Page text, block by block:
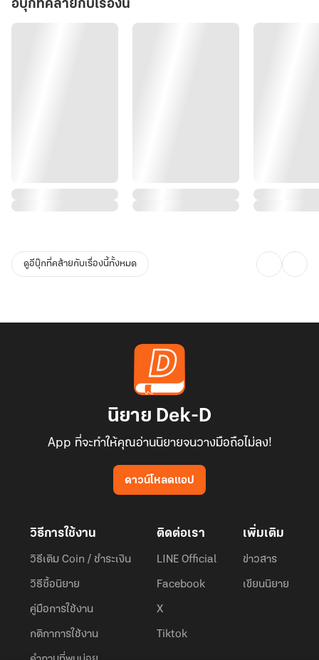
อีบุ๊กที่คล้ายกับเรื่องนี้
ดูอีบุ๊กที่คล้ายกับเรื่องนี้ทั้งหมด
นิยาย Dek-D
App ที่จะทำให้คุณอ่านนิยายจนวางมือถือไม่ลง!
ดาวน์โหลดแอป
วิธีการใช้งาน
วิธีเติม Coin / ชำระเงิน
วิธีซื้อนิยาย
คู่มือการใช้งาน
กติกาการใช้งาน
ติดต่อเรา
LINE Official
Facebook
X
Tiktok
เพิ่มเติม
ข่าวสาร
เขียนนิยาย